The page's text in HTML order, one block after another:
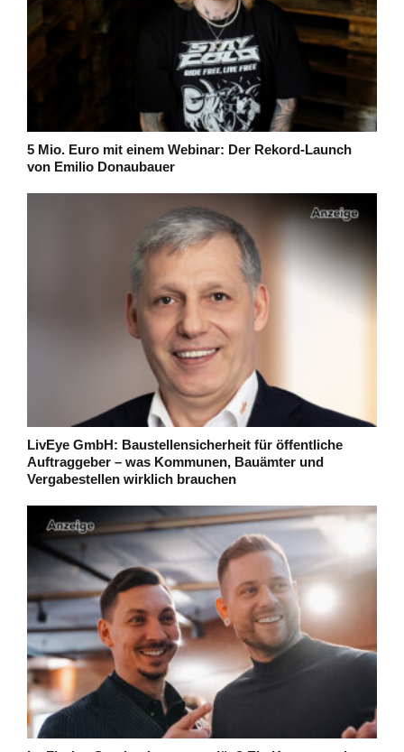
5 Mio. Euro mit einem Webinar: Der Rekord-Launch
von Emilio Donaubauer
LivEye GmbH: Baustellensicherheit für öffentliche
Auftraggeber – was Kommunen, Bauämter und
Vergabestellen wirklich brauchen